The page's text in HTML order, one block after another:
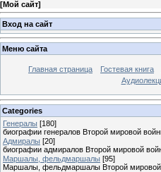
[Мой сайт]
Вход на сайт
Меню сайта
Главная страница Гостевая книга
Categories
Генералы [180]
биографии генералов Второй мировой
Адмиралы [20]
биографии адмиралов Второй мировой
Маршалы, фельдмаршалы [95]
Маршалы, фельдмаршалы Второй